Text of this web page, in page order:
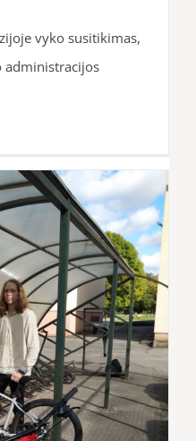
vyko susitikimas,
administracijos